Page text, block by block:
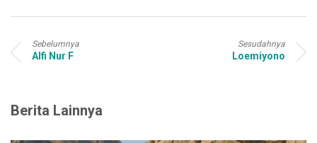
Sebelumnya
Alfi Nur F
Sesudahnya
Loemiyono
Berita Lainnya